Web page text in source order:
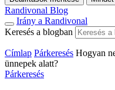
Randivonal Blog
Irány a Randivonal
Keresés a blogban
Címlap Párkeresés Hogyan
ünnepek alatt?
Párkeresés